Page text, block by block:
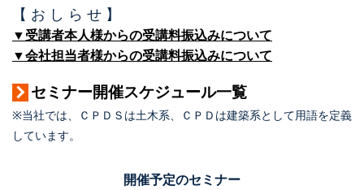
【 お し ら せ 】
▼受講者本人様からの受講料振込みについて
▼会社担当者様からの受講料振込みについて
セミナー開催スケジュール一覧
※当社では、ＣＰＤＳは土木系、ＣＰＤは建築系として用語を定義
しています。
開催予定のセミナー